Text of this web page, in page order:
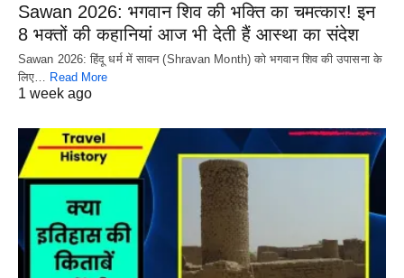
Sawan 2026: भगवान शिव की भक्ति का चमत्कार! इन
8 भक्तों की कहानियां आज भी देती हैं आस्था का संदेश
Sawan 2026: हिंदू धर्म में सावन (Shravan Month) को भगवान शिव की उपासना के
लिए…
Read More
1 week ago